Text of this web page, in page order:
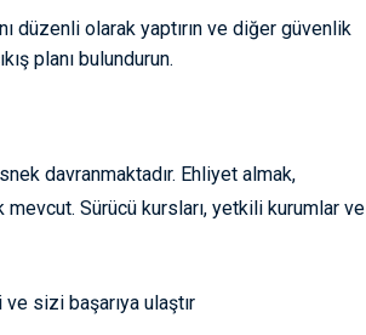
düzenli olarak yaptırın ve diğer güvenlik
planı bulundurun.
davranmaktadır. Ehliyet almak,
mevcut. Sürücü kursları, yetkili kurumlar ve
sizi başarıya ulaştır